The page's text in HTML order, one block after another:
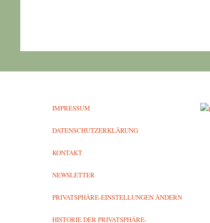
IMPRESSUM
DATENSCHUTZERKLÄRUNG
KONTAKT
NEWSLETTER
PRIVATSPHÄRE-EINSTELLUNGEN ÄNDERN
HISTORIE DER PRIVATSPHÄRE-